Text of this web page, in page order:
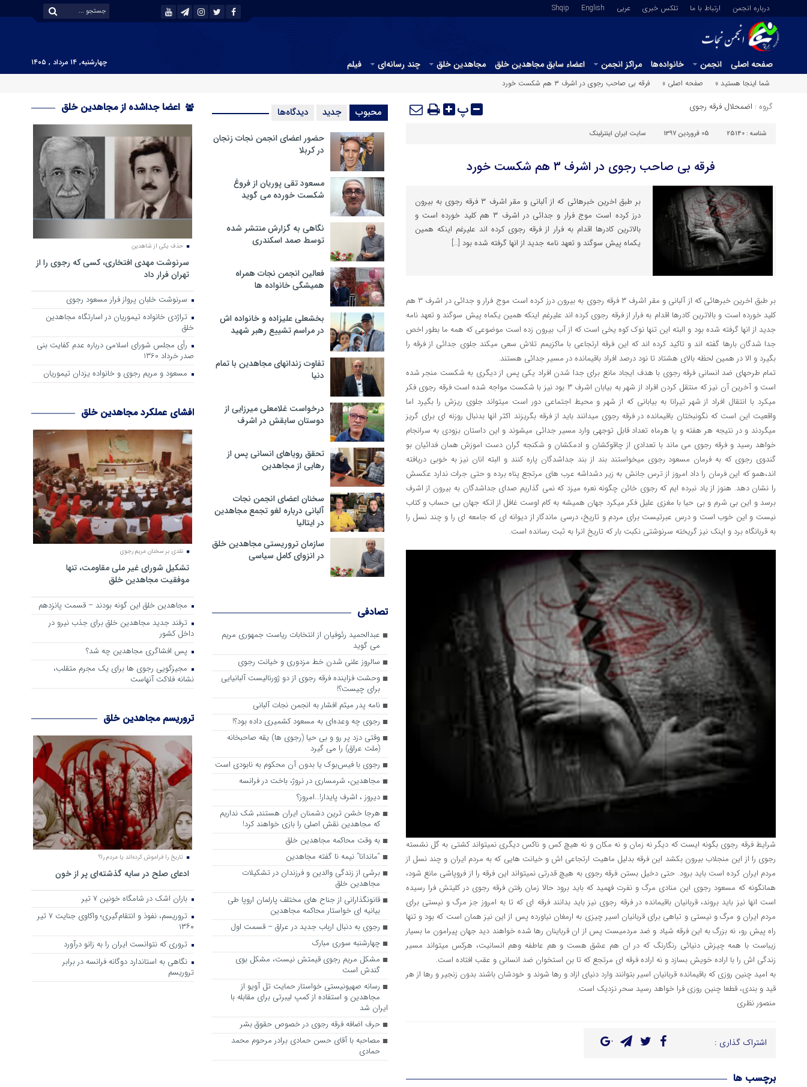
درباره انجمن ارتباط با ما تلکس خبری عربي English
Shqip
صفحه اصلی انجمن خانواده‌ها مراکز انجمن اعضاء سابق مجاهدین خلق مجاهدین خلق چند رسانه‌ای فیلم
چهارشنبه, ۱۴ مرداد , ۱۴۰۵
شما اینجا هستید »
صفحه اصلی » فرقه بی صاحب رجوی در اشرف ۳ هم شکست خورد
گروه : اضمحلال فرقه رجوی پ
شناسه : 25140 05 فروردین 1397 سایت ایران اینترلینک
فرقه بی صاحب رجوی در اشرف ۳ هم شکست خورد
بر طبق اخرین خبرهائی که از آلبانی و مقر اشرف ۳ فرقه رجوی به بیرون
درز کرده است موج فرار و جدائی در اشرف ۳ هم کلید خورده است و
بالاترین کادرها اقدام به فرار از فرقه رجوی کرده اند علیرغم اینکه همین
یکماه پیش سوگند و تعهد نامه جدید از انها گرفته شده بود […]
بر طبق اخرین خبرهائی که از آلبانی و مقر اشرف ۳ فرقه رجوی به بیرون درز کرده است موج فرار و جدائی در اشرف ۳ هم
کلید خورده است و بالاترین کادرها اقدام به فرار از فرقه رجوی کرده اند علیرغم اینکه همین یکماه پیش سوگند و تعهد نامه
جدید از انها گرفته شده بود و البته این تنها نوک کوه یخی است که از آب بیرون زده است موضوعی که همه ما بطور اخص
جدا شدگان بارها گفته اند و تاکید کرده اند که این فرقه ارتجاعی با ماکزیمم تلاش سعی میکند جلوی جدائی از فرقه را
بگیرد و الا در همین لحظه بالای هشتاد تا نود درصد افراد باقیمانده در مسیر جدائی هستند.
تمام طرحهای ضد انسانی فرقه رجوی با هدف ایجاد مانع برای جدا شدن افراد یکی پس از دیگری به شکست منجر شده
است و آخرین آن نیز که منتقل کردن افراد از شهر به بیابان اشرف ۳ بود نیز با شکست مواجه شده است فرقه رجوی فکر
میکرد با انتقال افراد از شهر تیرانا به بیابانی که از شهر و محیط اجتماعی دور است میتواند جلوی ریزش را بگیرد اما
واقعیت این است که نگونبختان باقیمانده در فرقه رجوی میدانند باید از فرقه بگریزند اکثر انها بدنبال روزنه ای برای گریز
میگردند و در نتیجه هر هفته و یا هرماه تعداد قابل توجهی وارد مسیر جدائی میشوند و این داستان بزودی به سرانجام
خواهد رسید و فرقه رجوی می ماند با تعدادی از چاقوکشان و ادمکشان و شکنجه گران دست اموزش همان فدائیان بو
گندوی رجوی که به فرمان مسعود رجوی میخواستند بند از بند جداشدگان پاره کنند و البته انان نیز به خوبی دریافته
اند،همو که این فرمان را داد امروز از ترس جانش به زیر دشداشه عرب های مرتجع پناه برده و حتی جرات ندارد عکسش
را نشان دهد. هنوز از یاد نبرده ایم که رجوی خائن چگونه نعره میزد که نمی گذاریم صدای جداشدگان به بیرون از اشرف
برسد و این بی شرم و بی حیا با مغزی علیل فکر میکرد جهان همیشه به کام اوست غافل از انکه جهان بی حساب و کتاب
نیست و این خوب است و درس عبرتیست برای مردم و تاریخ، درسی ماندگار از دیوانه ای که جامعه ای را و چند نسل را
به قربانگاه برد و اینک نیز گریخته سرنوشتی نکبت بار که تاریخ انرا به ثبت رسانده است.
شرایط فرقه رجوی بگونه ایست که دیگر نه زمان و نه مکان و نه هیچ کس و ناکس دیگری نمیتواند کشتی به گل نشسته
رجوی را از این منجلاب بیرون بکشد این فرقه بدلیل ماهیت ارتجاعی اش و خیانت هایی که به مردم ایران و چند نسل از
مردم ایران کرده است باید برود. حتی دخیل بستن فرقه رجوی به هیچ قدرتی نمیتواند این فرقه را از فروپاشی مانع شود،
همانگونه که مسعود رجوی این منادی مرگ و نفرت فهمید که باید برود حالا زمان رفتن فرقه رجوی در کلیتش فرا رسیده
است انها نیز باید بروند، قربانیان باقیمانده در فرقه رجوی نیز باید بدانند فرقه ای که تا به امروز جز مرگ و نیستی برای
مردم ایران و مرگ و نیستی و تباهی برای قربانیان اسیر چیزی به ارمغان نیاورده پس از این نیز همان است که بود و تنها
راه پیش رو، نه بزرگ به این فرقه شیاد و ضد مردمیست پس از ان قرباینان رها شده خواهند دید جهان پیرامون ما بسیار
زیباست با همه چیزش دنیائی رنگارنگ که در ان هم عشق هست و هم عاطفه وهم انسانیت، هرکس میتواند مسیر
زندگی اش را با اراده خویش بسازد و نه اراده فرقه ای مرتجع که تا بن استخوان ضد انسانی و عقب افتاده است.
به امید چنین روزی که باقیمانده قربانیان اسیر بتوانند وارد دنیای ازاد و رها شوند و خودشان باشند بدون زنجیر و رها از هر
قید و بندی، قطعا چنین روزی فرا خواهد رسید سحر نزدیک است.
منصور نظری
اشتراک گذاری :
برچسب ها
محبوب جدید دیدگاه‌ها
حضور اعضای انجمن نجات زنجان
در کربلا
مسعود تقی پوریان از فروغ
شکست خورده می گوید
نگاهی به گزارش منتشر شده
توسط صمد اسکندری
فعالین انجمن نجات همراه
همیشگی خانواده ها
بخشعلی علیزاده و خانواده اش
در مراسم تشییع رهبر شهید
تفاوت زندانهای مجاهدین با تمام
دنیا
درخواست غلامعلی میرزایی از
دوستان سابقش در اشرف
تحقق رویاهای انسانی پس از
رهایی از مجاهدین
سخنان اعضای انجمن نجات
آلبانی درباره لغو تجمع مجاهدین
در ایتالیا
سازمان تروریستی مجاهدین خلق
در انزوای کامل سیاسی
تصادفی
عبدالحمید رئوفیان از انتخابات ریاست جمهوری مریم
می گوید
سالروز علنی شدن خط مزدوری و خیانت رجوی
وحشت فزاینده فرقه رجوی از دو ژورنالیست آلبانیایی
برای چیست؟!
نامه پدر میثم افشار به انجمن نجات آلبانی
رجوی چه وعده‌ای به مسعود کشمیری داده بود؟!
وقتی دزد پر رو و بی حیا (رجوی ها) یقه صاحبخانه
(ملت عراق) را می گیرد
رجوی با فیس‌بوک یا بدون آن محکوم به نابودی است
مجاهدین، شرم‎ساری در نروژ، باخت در فرانسه
ديروز ، اشرف پايدار!…امروز؟
هرجا خشن ترین دشمنان ایران هستند٬ شک نداریم
که مجاهدین نقش اصلی را بازی خواهند کرد!
به وقت محاکمه مجاهدین خلق
“ماندانا” نیمه نا گفته مجاهدین
برشی از زندگی والدین و فرزندان در تشکیلات
مجاهدین خلق
قانونگذارانی از جناح های مختلف پارلمان اروپا طی
بیانیه ای خواستار محاکمه مجاهدین
رجوی به دنبال ارباب جدید در عراق – قسمت اول
چهارشنبه سوری مبارک
مشکل مریم رجوی قیمتش نیست، مشکل بوی
گندش است
رسانه صهیونیستی خواستار حمایت تل آویو از
مجاهدین و استفاده از کمپ لیبرتی برای مقابله با
ایران شد
حرف اضافه فرقه رجوی در خصوص حقوق بشر
مصاحبه با آقای حسن حمادی برادر مرحوم محمد
حمادی
اعضا جداشده از مجاهدین خلق
حذف یکی از شاهدین
سرنوشت مهدی افتخاری، کسی که رجوی را از
تهران فرار داد
سرنوشت خلبان پرواز فرار مسعود رجوی
تراژدی خانواده تیموریان در اسارتگاه مجاهدین
خلق
رأی مجلس شورای اسلامی درباره عدم كفایت بنی
صدر خرداد 1360
مسعود و مریم رجوی و خانواده یزدان تیموریان
افشای عملکرد مجاهدین خلق
نقدی بر سخنان مریم رجوی
تشکیل شورای غیر ملی مقاومت، تنها
موفقیت مجاهدین خلق
مجاهدین خلق این گونه بودند – قسمت پانزدهم
ترفند جدید مجاهدین خلق برای جذب نیرو در
داخل کشور
پس افشاگری مجاهدین چه شد؟
مجیزگویی رجوی ها برای یک مجرم متقلب،
نشانه فلاکت آنهاست
تروریسم مجاهدین خلق
تاریخ را فراموش کرده‌اند یا مردم را؟
ادعای صلح در سایه گذشته‌ای پر از خون
باران اشک در شامگاه خونین 7 تیر
تروریسم، نفوذ و انتقام‌گیری؛ واکاوی جنایت ۷ تیر
۱۳۶۰
تروری که نتوانست ایران را به زانو درآورد
نگاهی به استاندارد دوگانه فرانسه در برابر
تروریسم